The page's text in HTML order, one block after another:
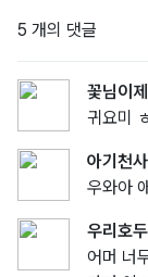
5 개의 댓글
꽃님이
귀요미
아기천
우와아
우리호
어머 너